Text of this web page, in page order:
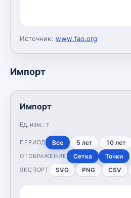
Источник: www.fao.org
Импорт
Импорт
Ед. изм.: т
ПЕРИОД Все 5 лет 10 лет
ОТОБРАЖЕНИЕ Сетка Точки
ЭКСПОРТ SVG PNG CSV